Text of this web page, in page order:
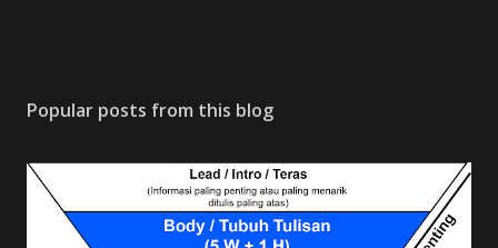
Popular posts from this blog